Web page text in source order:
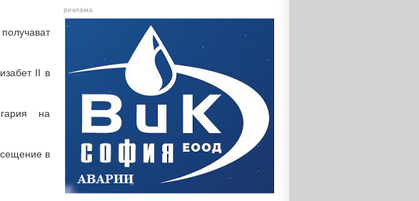
II в
на
в
реклама